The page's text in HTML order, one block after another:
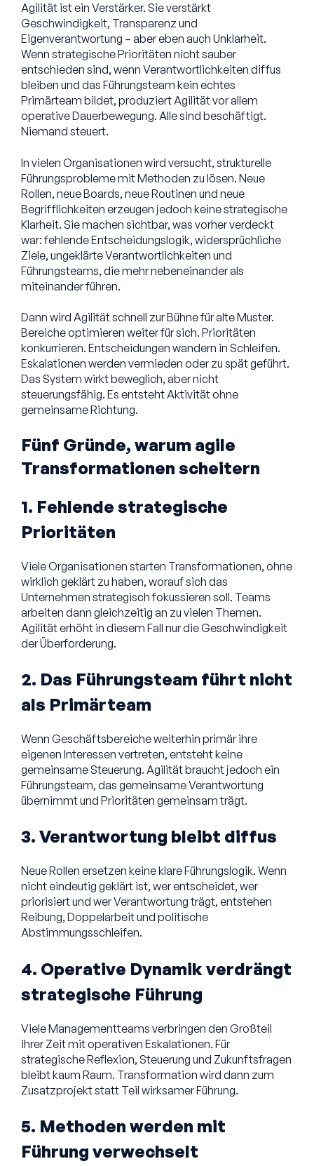
Agilität ist ein Verstärker. Sie verstärkt
Geschwindigkeit, Transparenz und
Eigenverantwortung – aber eben auch Unklarheit.
Wenn strategische Prioritäten nicht sauber
entschieden sind, wenn Verantwortlichkeiten diffus
bleiben und das Führungsteam kein echtes
Primärteam bildet, produziert Agilität vor allem
operative Dauerbewegung. Alle sind beschäftigt.
Niemand steuert.
In vielen Organisationen wird versucht, strukturelle
Führungsprobleme mit Methoden zu lösen. Neue
Rollen, neue Boards, neue Routinen und neue
Begrifflichkeiten erzeugen jedoch keine strategische
Klarheit. Sie machen sichtbar, was vorher verdeckt
war: fehlende Entscheidungslogik, widersprüchliche
Ziele, ungeklärte Verantwortlichkeiten und
Führungsteams, die mehr nebeneinander als
miteinander führen.
Dann wird Agilität schnell zur Bühne für alte Muster.
Bereiche optimieren weiter für sich. Prioritäten
konkurrieren. Entscheidungen wandern in Schleifen.
Eskalationen werden vermieden oder zu spät geführt.
Das System wirkt beweglich, aber nicht
steuerungsfähig. Es entsteht Aktivität ohne
gemeinsame Richtung.
Fünf Gründe, warum agile
Transformationen scheitern
1. Fehlende strategische
Prioritäten
Viele Organisationen starten Transformationen, ohne
wirklich geklärt zu haben, worauf sich das
Unternehmen strategisch fokussieren soll. Teams
arbeiten dann gleichzeitig an zu vielen Themen.
Agilität erhöht in diesem Fall nur die Geschwindigkeit
der Überforderung.
2. Das Führungsteam führt nicht
als Primärteam
Wenn Geschäftsbereiche weiterhin primär ihre
eigenen Interessen vertreten, entsteht keine
gemeinsame Steuerung. Agilität braucht jedoch ein
Führungsteam, das gemeinsame Verantwortung
übernimmt und Prioritäten gemeinsam trägt.
3. Verantwortung bleibt diffus
Neue Rollen ersetzen keine klare Führungslogik. Wenn
nicht eindeutig geklärt ist, wer entscheidet, wer
priorisiert und wer Verantwortung trägt, entstehen
Reibung, Doppelarbeit und politische
Abstimmungsschleifen.
4. Operative Dynamik verdrängt
strategische Führung
Viele Managementteams verbringen den Großteil
ihrer Zeit mit operativen Eskalationen. Für
strategische Reflexion, Steuerung und Zukunftsfragen
bleibt kaum Raum. Transformation wird dann zum
Zusatzprojekt statt Teil wirksamer Führung.
5. Methoden werden mit
Führung verwechselt